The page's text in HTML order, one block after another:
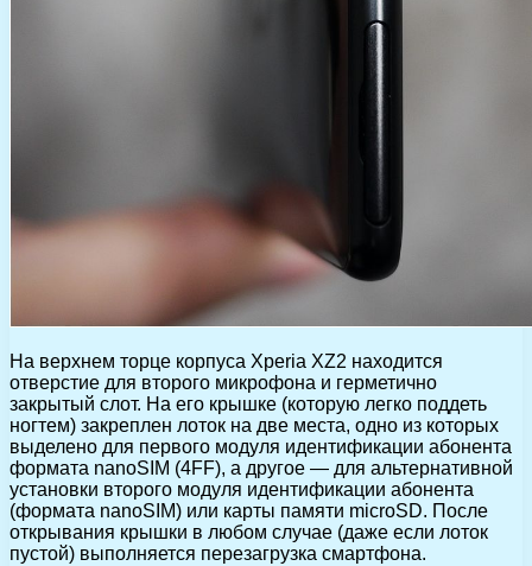
На верхнем торце корпуса Xperia XZ2 находится
отверстие для второго микрофона и герметично
закрытый слот. На его крышке (которую легко поддеть
ногтем) закреплен лоток на две места, одно из которых
выделено для первого модуля идентификации абонента
формата nanoSIM (4FF), а другое — для альтернативной
установки второго модуля идентификации абонента
(формата nanoSIM) или карты памяти microSD. После
открывания крышки в любом случае (даже если лоток
пустой) выполняется перезагрузка смартфона.